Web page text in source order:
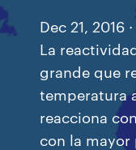
Dec 21, 2016
La
grande que
temperatura
reacciona
con la